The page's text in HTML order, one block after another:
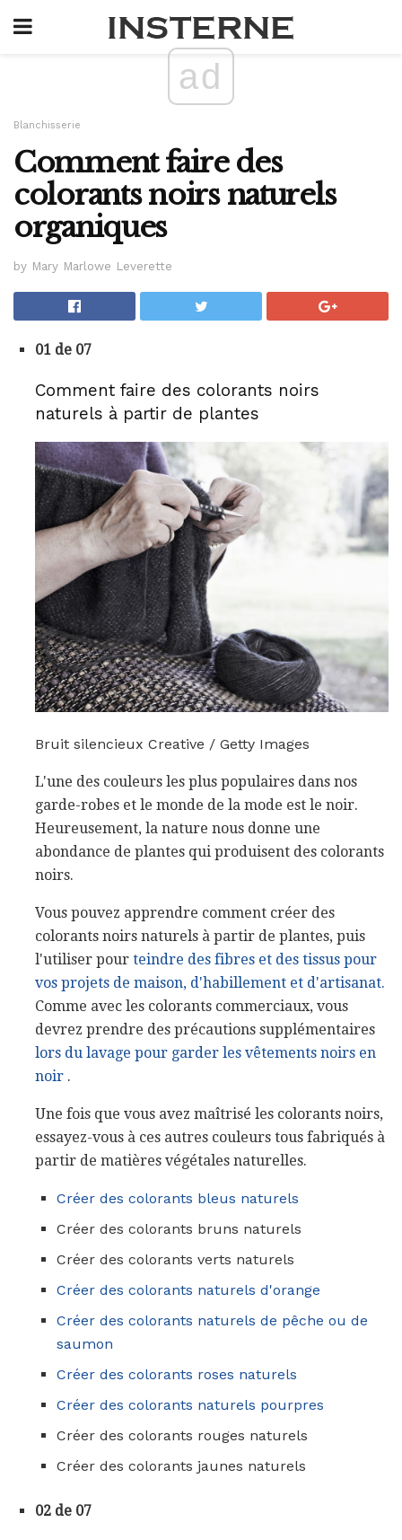
ad
Blanchisserie
Comment faire des
colorants noirs naturels
organiques
by Mary Marlowe Leverette
01 de 07
Comment faire des colorants noirs
naturels à partir de plantes
Bruit silencieux Creative / Getty Images
L'une des couleurs les plus populaires dans nos
garde-robes et le monde de la mode est le noir.
Heureusement, la nature nous donne une
abondance de plantes qui produisent des colorants
noirs.
Vous pouvez apprendre comment créer des
colorants noirs naturels à partir de plantes, puis
l'utiliser pour teindre des fibres et des tissus pour
vos projets de maison, d'habillement et d'artisanat.
Comme avec les colorants commerciaux, vous
devrez prendre des précautions supplémentaires
lors du lavage pour garder les vêtements noirs en
noir .
Une fois que vous avez maîtrisé les colorants noirs,
essayez-vous à ces autres couleurs tous fabriqués à
partir de matières végétales naturelles.
Créer des colorants bleus naturels
Créer des colorants bruns naturels
Créer des colorants verts naturels
Créer des colorants naturels d'orange
Créer des colorants naturels de pêche ou de
saumon
Créer des colorants roses naturels
Créer des colorants naturels pourpres
Créer des colorants rouges naturels
Créer des colorants jaunes naturels
02 de 07